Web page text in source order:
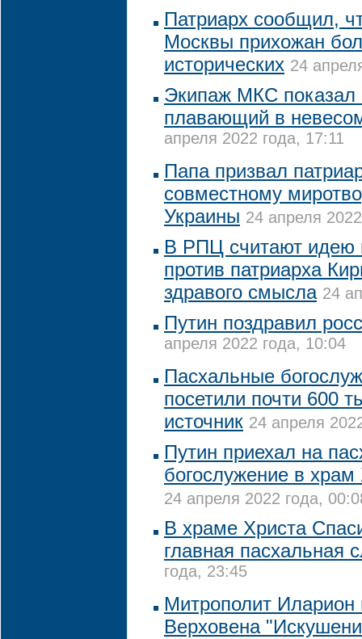
Патриарх сообщил,
Москвы прихожан
исторических 24
Экипаж МКС показал
плавающий в
апреля 2022 года, 17:11
Папа призвал
совместному
Украины 24 апреля
В РПЦ считают идею
против патриарха
здравого смысла 24
Путин поздравил
апреля 2022 года, 10:04
Пасхальные
посетили почти 600
источник 24 апреля
Путин приехал на
богослужение в
24 апреля 2022 года,
В храме Христа
главная пасхальная
года, 23:45
Митрополит
Верховена